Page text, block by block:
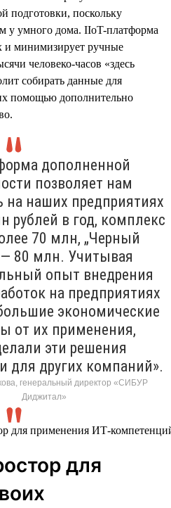
подготовки, поскольку
у умного дома. IIoT-платформа
и минимизирует ручные
человеко-часов «здесь
собирать данные для
помощью дополнительно
дополненной
позволяет нам
на наших предприятиях
рублей в год, комплекс
70 млн, „Черный
— 80 млн. Учитывая
опыт внедрения
на предприятиях
экономические
от их применения,
эти решения
для других компаний».
генеральный директор «СИБУР
Диджитал»
для